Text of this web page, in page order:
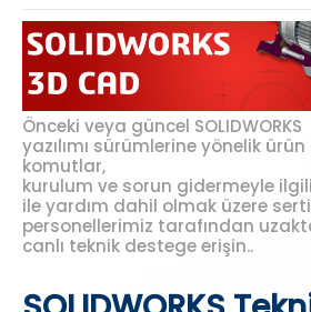
Önceki veya güncel SOLIDWORKS
yazılımı sürümlerine yönelik ürün
komutlar,
kurulum ve sorun gidermeyle
ile yardım dahil olmak üzere
personellerimiz tarafından
canlı teknik destege erişin..